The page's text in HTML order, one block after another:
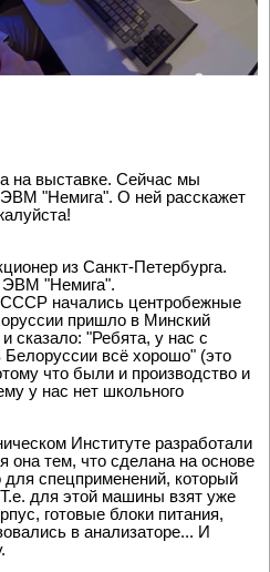
на выставке. Сейчас мы
"Немига". О ней расскажет
из Санкт-Петербурга.
ЭВМ "Немига".
СССР начались центробежные
пришло в Минский
сказало: "Ребята, у нас с
Белоруссии всё хорошо" (это
что были и производство и
у нас нет школьного
Институте разработали
она тем, что сделана на основе
для спецприменений, который
для этой машины взят уже
готовые блоки питания,
в анализаторе... И